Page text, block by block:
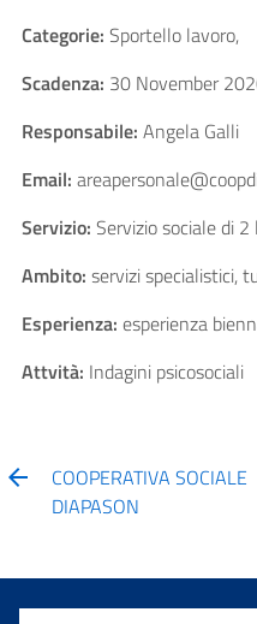
Categorie: Sportello lavoro,
Scadenza: 30 November
Responsabile: Angela Galli
Email:
Servizio: Servizio sociale di
Ambito: servizi specialistici,
Esperienza: esperienza
Attvità: Indagini psicosociali
COOPERATIVA SOCIALE
DIAPASON